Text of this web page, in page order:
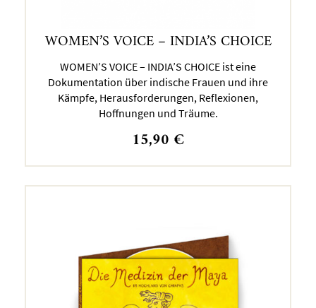
WOMEN’S VOICE – INDIA’S CHOICE
WOMEN’S VOICE – INDIA’S CHOICE ist eine
Dokumentation über indische Frauen und ihre
Kämpfe, Herausforderungen, Reflexionen,
Hoffnungen und Träume.
15,90 €